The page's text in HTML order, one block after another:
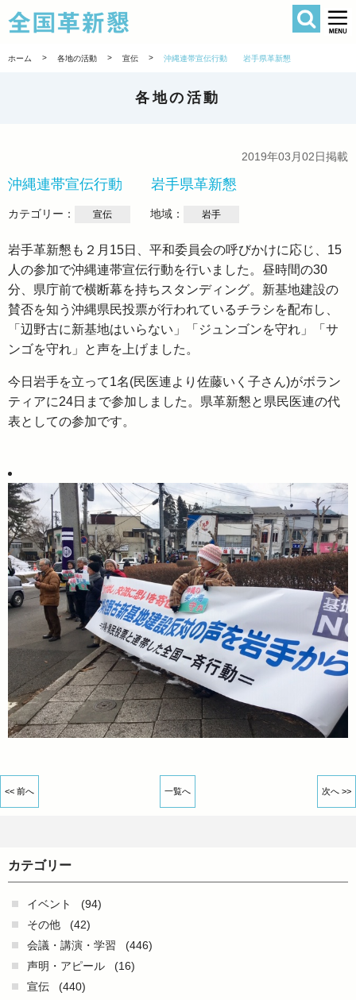
全国革新懇
検索
ホーム > 各地の活動 > 宣伝 > 沖縄連帯宣伝行動 岩手県革新懇
各地の活動
2019年03月02日掲載
沖縄連帯宣伝行動 岩手県革新懇
カテゴリー： 宣伝 地域： 岩手
岩手革新懇も２月15日、平和委員会の呼びかけに応じ、15
人の参加で沖縄連帯宣伝行動を行いました。昼時間の30
分、県庁前で横断幕を持ちスタンディング。新基地建設の
賛否を知う沖縄県民投票が行われているチラシを配布し、
「辺野古に新基地はいらない」「ジュンゴンを守れ」「サ
ンゴを守れ」と声を上げました。
今日岩手を立って1名(民医連より佐藤いく子さん)がボラン
ティアに24日まで参加しました。県革新懇と県民医連の代
表としての参加です。
<< 前へ 一覧へ 次へ >>
カテゴリー
イベント
(94)
その他
(42)
会議・講演・学習
(446)
声明・アピール
(16)
宣伝
(440)